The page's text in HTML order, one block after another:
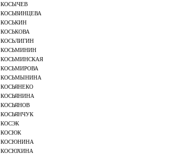
КОСЫЧЕВ
КОСЬВИНЦЕВА
КОСЬКИН
КОСЬКОВА
КОСЬЛИГИН
КОСЬМИНИН
КОСЬМИНСКАЯ
КОСЬМИРОВА
КОСЬМЫНИНА
КОСЬЯНЕКО
КОСЬЯНИНА
КОСЬЯНОВ
КОСЬЯНЧУК
КОСЭК
КОСЮК
КОСЮНИНА
КОСЮХИНА